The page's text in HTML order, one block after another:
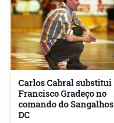
Carlos Cabral substitui
Francisco Gradeço no
comando do Sangalhos
DC